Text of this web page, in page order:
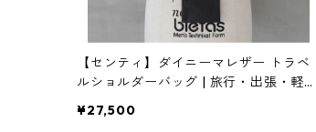
【センティ】ダイニーマレザー トラベ
ルショルダーバッグ | 旅行・出張・軽量
¥27,500